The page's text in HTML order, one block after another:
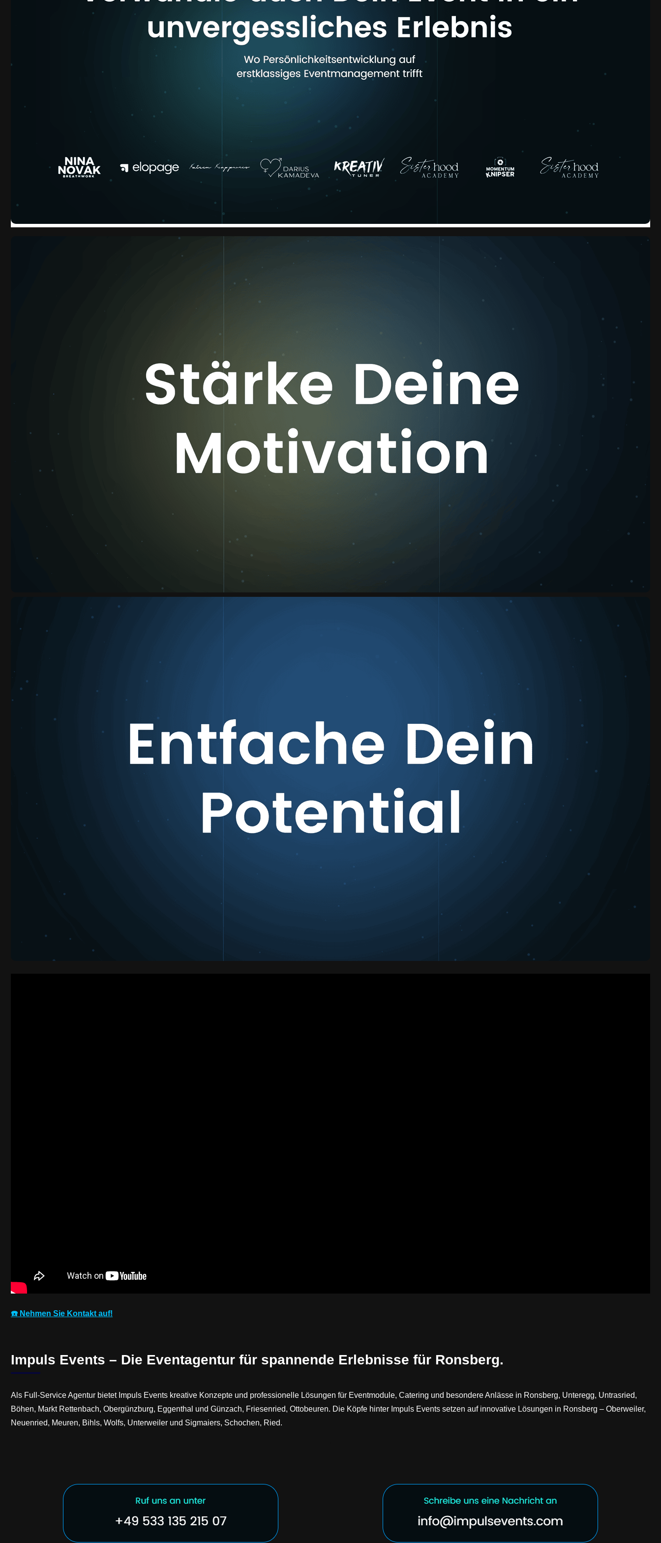
☎️ Nehmen Sie Kontakt auf!
Impuls Events – Die Eventagentur für spannende Erlebnisse für Ronsberg.
Als Full-Service Agentur bietet Impuls Events kreative Konzepte und professionelle Lösungen für Eventmodule, Catering und besondere Anlässe in Ronsberg, Unteregg, Untrasried,
Böhen, Markt Rettenbach, Obergünzburg, Eggenthal und Günzach, Friesenried, Ottobeuren. Die Köpfe hinter Impuls Events setzen auf innovative Lösungen in Ronsberg – Oberweiler,
Neuenried, Meuren, Bihls, Wolfs, Unterweiler und Sigmaiers, Schochen, Ried.